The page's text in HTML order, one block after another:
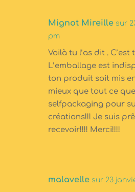
Mignot Mireille sur
pm
Voilà tu l’as dit .
L’emballage est
ton produit soit mis
mieux que tout ce
selfpackaging pour
créations!!! Je suis
recevoir!!!! Merci!!!!
malavelle sur 23